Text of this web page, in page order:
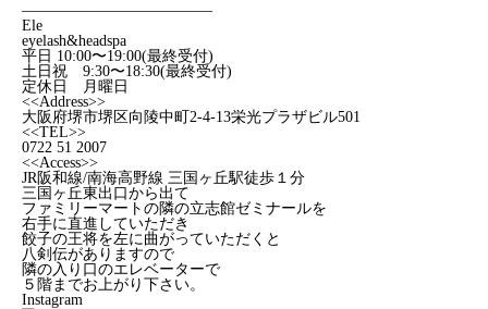
————————————–
Ele
eyelash&headspa
平日 10:00〜19:00(最終受付)
土日祝 9:30〜18:30(最終受付)
定休日 月曜日
<<Address>>
大阪府堺市堺区向陵中町2-4-13栄光プラザビル501
<<TEL>>
0722 51 2007
<<Access>>
JR阪和線/南海高野線 三国ヶ丘駅徒歩１分
三国ヶ丘東出口から出て
ファミリーマートの隣の立志館ゼミナールを
右手に直進していただき
餃子の王将を左に曲がっていただくと
八剣伝がありますので
隣の入り口のエレベーターで
５階までお上がり下さい。
Instagram